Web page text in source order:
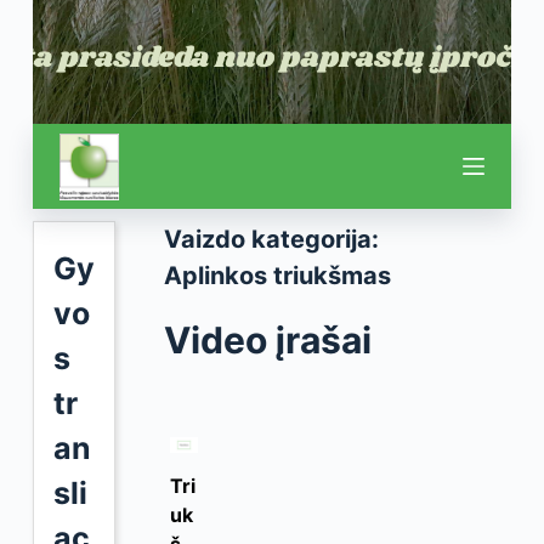
Gy
vo
s
tr
an
sli
Vaizdo kategorija:
Aplinkos triukšmas
Video įrašai
Tri
uk